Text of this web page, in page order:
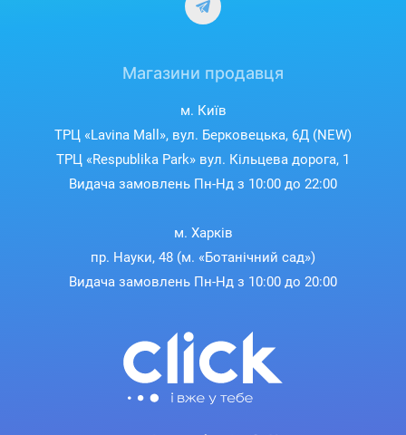
Магазини продавця
м. Київ
ТРЦ «Lavina Mall», вул. Берковецька, 6Д (NEW)
ТРЦ «Respublika Park» вул. Кільцева дорога, 1
Видача замовлень Пн-Нд з 10:00 до 22:00
м. Харків
пр. Науки, 48 (м. «Ботанічний сад»)
Видача замовлень Пн-Нд з 10:00 до 20:00